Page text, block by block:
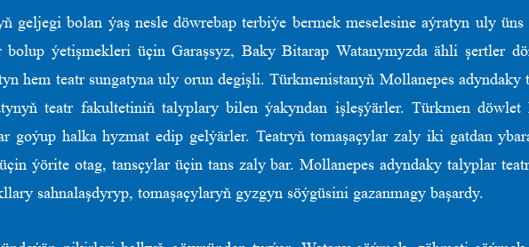
geljegi bolan ýaş nesle döwrebap terbiýe bermek meselesine aýratyn uly üns
bolup ýetişmekleri üçin Garaşsyz, Baky Bitarap Watanymyzda ähli şertler
hem teatr sungatyna uly orun degişli. Türkmenistanyň Mollanepes adyndaky
teatr fakultetiniň talyplary bilen ýakyndan işleşýärler. Türkmen döwlet
goýup halka hyzmat edip gelýärler. Teatryň tomaşaçylar zaly iki gatdan
ýörite otag, tansçylar üçin tans zaly bar. Mollanepes adyndaky talyplar
sahnalaşdyryp, tomaşaçylaryň gyzgyn söýgüsini gazanmagy başardy.